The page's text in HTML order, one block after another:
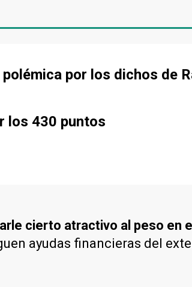
por los dichos de
los 430 puntos
cierto atractivo al peso en
ayudas financieras del